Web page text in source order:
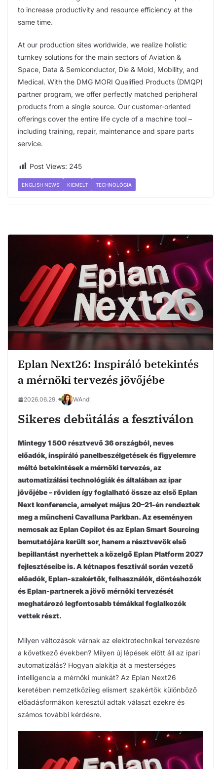
to increase productivity and resource efficiency at the
same time.
At our production sites worldwide, we realize holistic
turnkey solutions for the main sectors of Aviation &
Space, Data & Semiconductor, Die & Mold, Mobility, and
Medical. With the DMG MORI Qualified Products (DMQP)
partner program, we offer perfectly matched peripheral
products from a single source. Our customer-oriented
offerings cover the entire life cycle of a machine tool –
including training, repair, maintenance and spare parts
service.
Post Views: 245
ENGLISH NEWS KIEMELT TECHNOLÓGIA
Eplan Next26: Inspiráló betekintés
a mérnöki tervezés jövőjébe
2026.06.29. WAndi
Sikeres debütálás a fesztiválon
Mintegy 1 500 résztvevő 36 országból, neves
előadók, inspiráló panelbeszélgetések és figyelemre
méltó betekintések a mérnöki tervezés, az
automatizálási technológiák és általában az ipar
jövőjébe – röviden így foglalható össze az első Eplan
Next konferencia, amelyet május 20–21-én rendeztek
meg a müncheni Cavalluna Parkban. Az eseményen
nemcsak az Eplan Copilot és az Eplan Smart Sourcing
bemutatójára került sor, hanem a résztvevők első
bepillantást nyerhettek a közelgő Eplan Platform 2027
fejlesztéseibe is. A kétnapos fesztivál során vezető
előadók, Eplan-szakértők, felhasználók, döntéshozók
és Eplan-partnerek a jövő mérnöki tervezését
meghatározó legfontosabb témákkal foglalkozók
vettek részt.
Milyen változások várnak az elektrotechnikai tervezésre
a következő években? Milyen új lépések előtt áll az ipari
automatizálás? Hogyan alakítja át a mesterséges
intelligencia a mérnöki munkát? Az Eplan Next26
keretében nemzetközileg elismert szakértők különböző
előadásformákon keresztül adtak választ ezekre és
számos további kérdésre.